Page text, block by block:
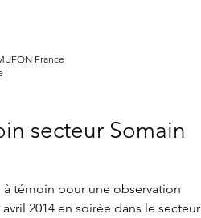
secteur Somain
témoin pour une observation
2014 en soirée dans le secteur
France